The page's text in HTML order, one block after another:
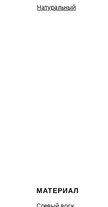
Натуральный
МАТЕРИАЛ